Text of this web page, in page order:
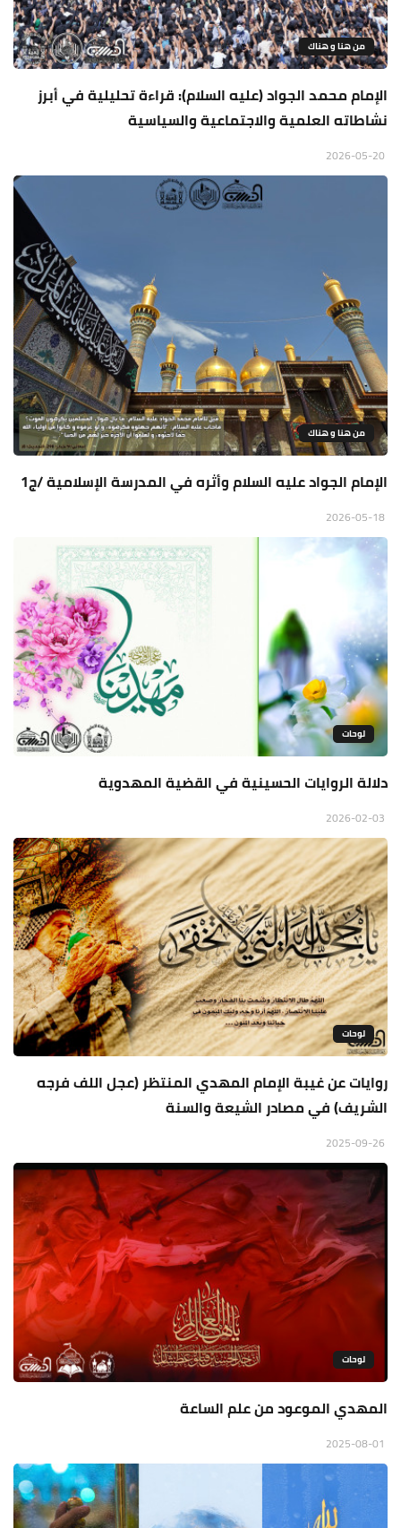
من هنا و هناك
الإمام محمد الجواد (عليه السلام): قراءة تحليلية في أبرز
نشاطاته العلمية والاجتماعية والسياسية
من هنا و هناك
الإمام الجواد عليه السلام وأثره في المدرسة الإسلامية /ج1
لوحات
دلالة الروايات الحسينية في القضية المهدوية
لوحات
روايات عن غيبة الإمام المهدي المنتظر (عجل اللف فرجه
الشريف) في مصادر الشيعة والسنة
لوحات
المهدي الموعود من علم الساعة